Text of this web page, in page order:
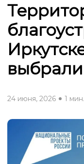
24 июня, 2026 1